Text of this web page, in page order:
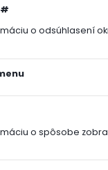
o odsúhlasení
o spôsobe